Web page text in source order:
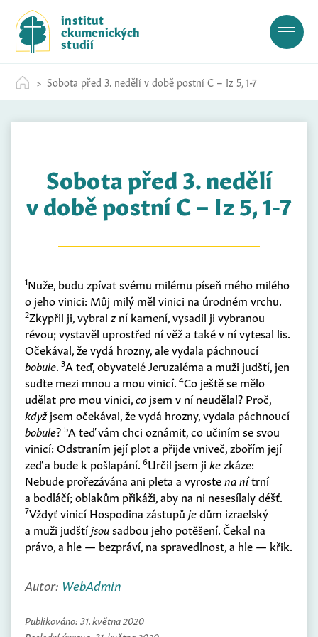
c
institut
ekumenických
studií
Sobota před 3. nedělí v době postní C – Iz 5, 1-7
Sobota před 3. nedělí
v době postní C – Iz 5, 1-7
1Nuže, budu zpívat svému milému píseň mého milého
o jeho vinici: Můj milý měl vinici na úrodném vrchu.
2Zkypřil ji, vybral z ní kamení, vysadil ji vybranou
révou; vystavěl uprostřed ní věž a také v ní vytesal lis.
Očekával, že vydá hrozny, ale vydala páchnoucí
bobule. 3A teď, obyvatelé Jeruzaléma a muži judští, jen
suďte mezi mnou a mou vinicí. 4Co ještě se mělo
udělat pro mou vinici,co jsem v ní neudělal? Proč,
kdyžjsem očekával, že vydá hrozny, vydala páchnoucí
bobule? 5A teď vám chci oznámit, co učiním se svou
vinicí: Odstraním její plot a přijde vniveč, zbořím její
zeď a bude k pošlapání. 6Určil jsem ji kezkáze:
Nebude prořezávána ani pleta a vyrostena nítrní
a bodláčí; oblakům přikáži, aby na ni nesesílaly déšť.
7Vždyť vinicí Hospodina zástupů jedům izraelský
a muži judštíjsousadbou jeho potěšení. Čekal na
právo, a hle — bezpráví, na spravedlnost, a hle — křik.
Autor: WebAdmin
Publikováno: 31. května 2020